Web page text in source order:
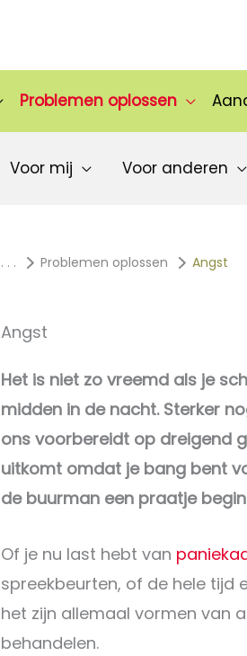
Problemen oplossen
Voor mij Voor anderen
. . . Problemen oplossen Angst
Angst
Het is niet zo vreemd als je
midden in de nacht. Sterker
ons voorbereidt op dreigend
uitkomt omdat je bang bent
de buurman een praatje
Of je nu last hebt van
spreekbeurten, of de hele tijd
het zijn allemaal vormen van
behandelen.